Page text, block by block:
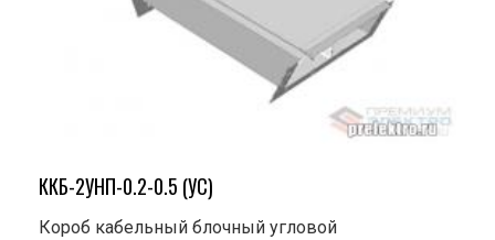
ККБ-2УНП-0.2-0.5 (УС)
Короб кабельный блочный угловой